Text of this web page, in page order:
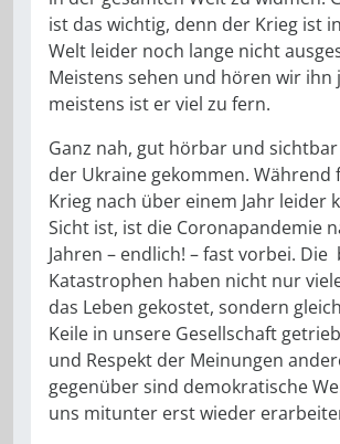
ist das wichtig, denn der Krieg ist
Welt leider noch lange nicht
Meistens sehen und hören wir ihn
meistens ist er viel zu fern.
Ganz nah, gut hörbar und
der Ukraine gekommen. Während
Krieg nach über einem Jahr leider
Sicht ist, ist die Coronapandemie
Jahren – endlich! – fast vorbei. Die
Katastrophen haben nicht nur
das Leben gekostet, sondern
Keile in unsere Gesellschaft
und Respekt der Meinungen
gegenüber sind demokratische
uns mitunter erst wieder